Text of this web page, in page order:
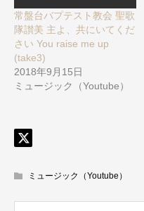
常盤台バプテスト教会 聖歌
隊讃美 主よ、共にいてくだ
さい You raise me up
(take3)
2018年9月15日
ミュージック（Youtube）
ミュージック（Youtube）